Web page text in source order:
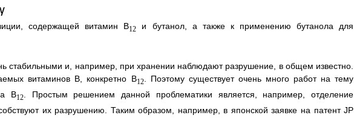
содержащей витамин B12
и бутанол, а также к применению бутанола для
стабильными и, например, при хранении наблюдают разрушение, в общем известно.
витаминов В, конкретно B12. Поэтому существует очень много работ на тему
B12. Простым решением данной проблематики является, например, отделение
их разрушению. Таким образом, например, в японской заявке на патент JP